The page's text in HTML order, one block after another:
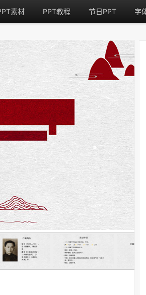
素材 PPT教程 节日PPT 字